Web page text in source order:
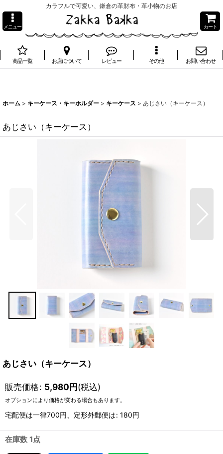
カラフルで可愛い、鎌倉の革財布・革小物のお店
メニュー カート
商品一覧 お店について レビュー その他 お問い合わせ
ホーム > キーケース・キーホルダー > キーケース > あじさい（キーケース）
あじさい（キーケース）
あじさい（キーケース）
販売価格: 5,980円(税込)
オプションにより価格が変わる場合もあります。
宅配便は一律700円、定形外郵便は: 180円
在庫数 1点